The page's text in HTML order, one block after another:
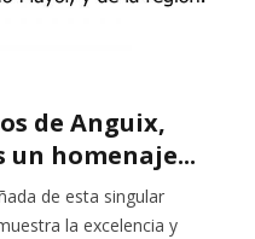
de Anguix,
un homenaje...
de esta singular
la excelencia y